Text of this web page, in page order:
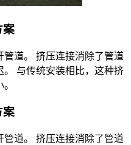
案
道。 挤压连接消除了管道
与传统安装相比，这种挤
。
案
道。 挤压连接消除了管道